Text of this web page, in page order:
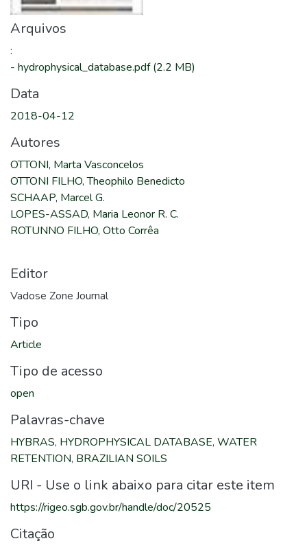
Arquivos
:
- hydrophysical_database.pdf(2.2 MB)
Data
2018-04-12
Autores
OTTONI, Marta Vasconcelos
OTTONI FILHO, Theophilo Benedicto
SCHAAP, Marcel G.
LOPES-ASSAD, Maria Leonor R. C.
ROTUNNO FILHO, Otto Corrêa
Editor
Vadose Zone Journal
Tipo
Article
Tipo de acesso
open
Palavras-chave
HYBRAS, HYDROPHYSICAL DATABASE, WATER
RETENTION, BRAZILIAN SOILS
URI - Use o link abaixo para citar este item
https://rigeo.sgb.gov.br/handle/doc/20525
Citação